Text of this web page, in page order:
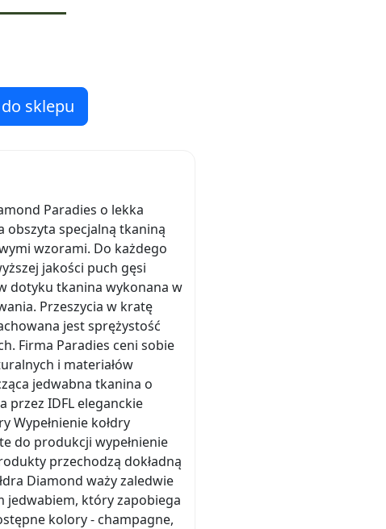
sklepu
Paradies o lekka
obszyta specjalną tkaniną
wzorami. Do każdego
jakości puch gęsi
dotyku tkanina wykonana w
Przeszycia w kratę
jest sprężystość
Firma Paradies ceni sobie
i materiałów
jedwabna tkanina o
przez IDFL eleganckie
Wypełnienie kołdry
do produkcji wypełnienie
przechodzą dokładną
Diamond waży zaledwie
jedwabiem, który zapobiega
kolory - champagne,